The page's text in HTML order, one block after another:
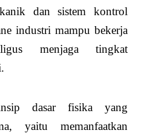
dan sistem kontrol
industri mampu bekerja
menjaga tingkat
dasar fisika yang
yaitu memanfaatkan